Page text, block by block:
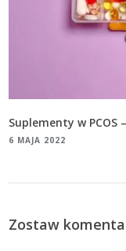
Suplementy w
6 MAJA 2022
Zostaw